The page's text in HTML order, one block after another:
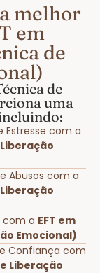
melhor
em
de
de
uma
Estresse com a
Abusos com a
com a EFT em
Emocional)
Confiança com
Liberação